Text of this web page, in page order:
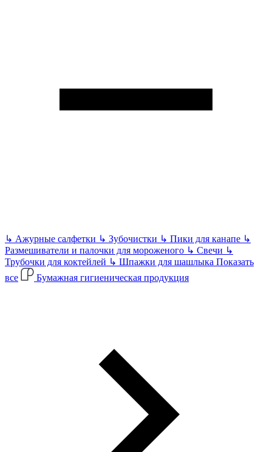
↳ Ажурные салфетки ↳ Зубочистки ↳ Пики для канапе ↳
Размешиватели и палочки для мороженого ↳ Свечи ↳
Трубочки для коктейлей ↳ Шпажки для шашлыка Показать
все
Бумажная гигиеническая продукция